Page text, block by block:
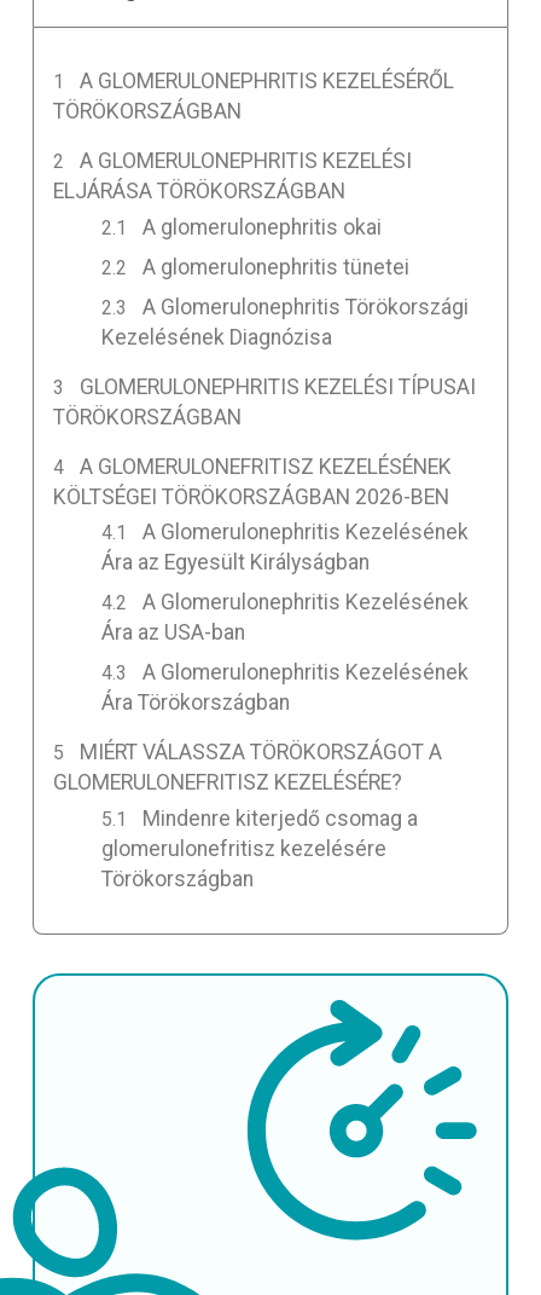
A GLOMERULONEPHRITIS KEZELÉSÉRŐL
TÖRÖKORSZÁGBAN
A GLOMERULONEPHRITIS KEZELÉSI
ELJÁRÁSA TÖRÖKORSZÁGBAN
A glomerulonephritis okai
A glomerulonephritis tünetei
A Glomerulonephritis Törökországi
Kezelésének Diagnózisa
GLOMERULONEPHRITIS KEZELÉSI TÍPUSAI
TÖRÖKORSZÁGBAN
A GLOMERULONEFRITISZ KEZELÉSÉNEK
KÖLTSÉGEI TÖRÖKORSZÁGBAN 2026-BEN
A Glomerulonephritis Kezelésének
Ára az Egyesült Királyságban
A Glomerulonephritis Kezelésének
Ára az USA-ban
A Glomerulonephritis Kezelésének
Ára Törökországban
MIÉRT VÁLASSZA TÖRÖKORSZÁGOT A
GLOMERULONEFRITISZ KEZELÉSÉRE?
Mindenre kiterjedő csomag a
glomerulonefritisz kezelésére
Törökországban